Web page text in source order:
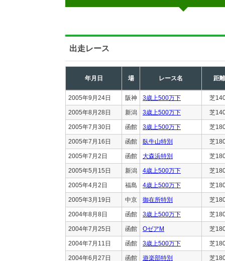
出走レース
年月日 場 レース名 距離
2005年9月24日 阪神 3歳上500万下 芝
2005年8月28日 新潟 3歳上500万下 芝
2005年7月30日 函館 3歳上500万下 芝
2005年7月16日 函館 臥牛山特別 芝
2005年7月2日 函館 大森浜特別 芝
2005年5月15日 新潟 4歳上500万下 芝
2005年4月2日 福島 4歳上500万下 芝
2005年3月19日 中京 御在所特別 芝
2004年8月8日 函館 3歳上500万下 芝
2004年7月25日 函館 OゼアM 芝
2004年7月11日 函館 3歳上500万下 芝
2004年6月27日 函館 遊楽部特別 芝